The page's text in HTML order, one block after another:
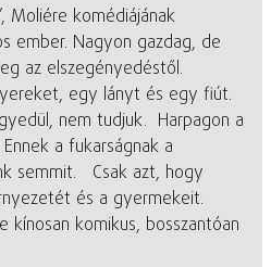
Moliére komédiájának
ember. Nagyon gazdag, de
az elszegényedéstől.
egy lányt és egy fiút.
nem tudjuk. Harpagon a
a fukarságnak a
semmit. Csak azt, hogy
és a gyermekeit.
kínosan komikus, bosszantóan